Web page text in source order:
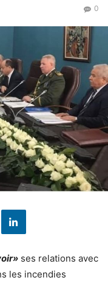
0
ses relations avec
les incendies